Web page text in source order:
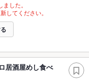
した。
してください。
居酒屋めし食べ